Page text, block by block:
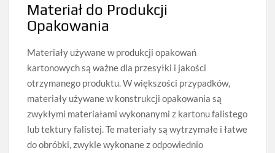
Materiał do Produkcji
Opakowania
Materiały używane w produkcji opakowań
kartonowych są ważne dla przesyłki i jakości
otrzymanego produktu. W większości przypadków,
materiały używane w konstrukcji opakowania są
zwykłymi materiałami wykonanymi z kartonu falistego
lub tektury falistej. Te materiały są wytrzymałe i łatwe
do obróbki, zwykle wykonane z odpowiednio